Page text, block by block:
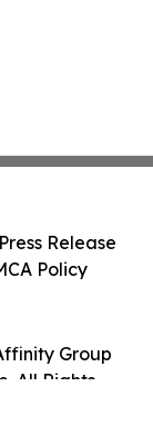
Group
All Rights
Release
Policy